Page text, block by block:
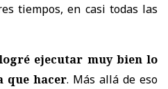
tiempos, en casi todas las
ejecutar muy bien lo
que hacer. Más allá de eso